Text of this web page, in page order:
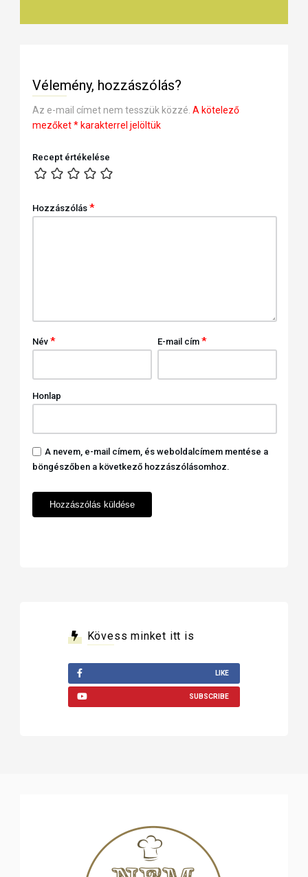
Vélemény, hozzászólás?
Az e-mail címet nem tesszük közzé. A kötelező
mezőket*karakterrel jelöltük
Recept értékelése
Hozzászólás *
Név * E-mail cím*
Honlap
A nevem, e-mail címem, és weboldalcímem mentése a
böngészőben a következő hozzászólásomhoz.
Kövess minket itt is
LIKE
SUBSCRIBE